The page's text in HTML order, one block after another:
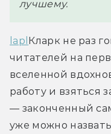
лучшему.
lapl Кларк не раз
читателей на
вселенной
работу и взяться
— законченный
уже можно